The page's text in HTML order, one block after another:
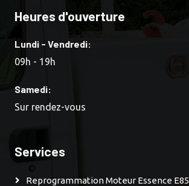
Heures d'ouverture
Lundi - Vendredi:
09h - 19h
Samedi:
Sur rendez-vous
Services
Reprogrammation Moteur Essence E85